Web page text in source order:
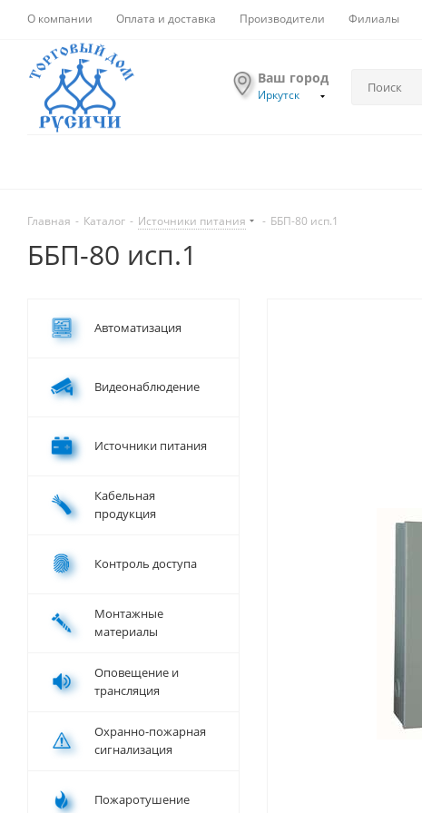
О компании Оплата и доставка Производители Филиалы
Ваш город
Иркутск
Главная - Каталог - Источники питания - ББП-80 исп.1
ББП-80 исп.1
Автоматизация
Видеонаблюдение
Источники питания
Кабельная
продукция
Контроль доступа
Монтажные
материалы
Оповещение и
трансляция
Охранно-пожарная
сигнализация
Пожаротушение